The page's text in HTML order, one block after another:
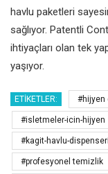
havlu paketleri
sağlıyor. Patentli
ihtiyaçları olan tek
yaşıyor.
ETIKETLER: #hijyen
#isletmeler-icin-hijyen
#kagit-havlu-dispenseri
#profesyonel temizlik